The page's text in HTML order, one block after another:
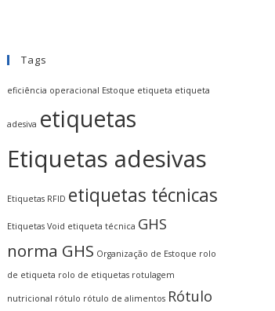
Tags
eficiência operacional Estoque etiqueta etiqueta
adesiva etiquetas
Etiquetas adesivas
Etiquetas RFID etiquetas técnicas
Etiquetas Void etiqueta técnica GHS
norma GHS Organização de Estoque rolo
de etiqueta rolo de etiquetas rotulagem
nutricional rótulo rótulo de alimentos Rótulo